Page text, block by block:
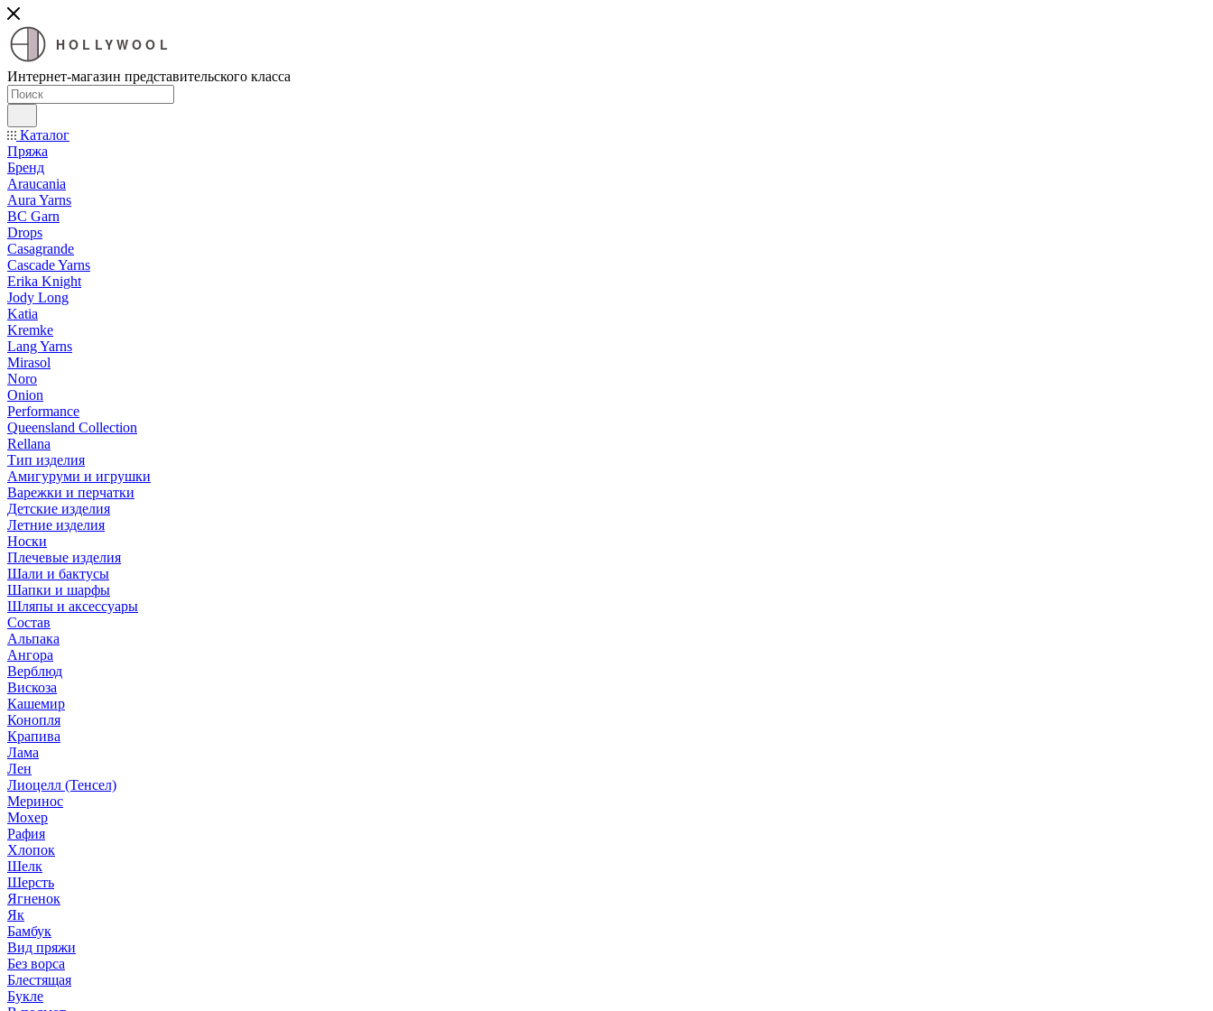
HOLLYWOOL
Интернет-магазин представительского класса
Каталог
Пряжа
Бренд
Araucania
Aura Yarns
BC Garn
Drops
Casagrande
Cascade Yarns
Erika Knight
Jody Long
Katia
Kremke
Lang Yarns
Mirasol
Noro
Onion
Performance
Queensland Collection
Rellana
Тип изделия
Амигуруми и игрушки
Варежки и перчатки
Детские изделия
Летние изделия
Носки
Плечевые изделия
Шали и бактусы
Шапки и шарфы
Шляпы и аксессуары
Состав
Альпака
Ангора
Верблюд
Вискоза
Кашемир
Конопля
Крапива
Лама
Лен
Лиоцелл (Тенсел)
Меринос
Мохер
Рафия
Хлопок
Шелк
Шерсть
Ягненок
Як
Бамбук
Вид пряжи
Без ворса
Блестящая
Букле